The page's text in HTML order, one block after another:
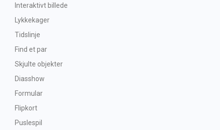
Interaktivt billede
Lykkekager
Tidslinje
Find et par
Skjulte objekter
Diasshow
Formular
Flipkort
Puslespil